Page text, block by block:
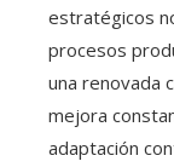
estratégicos
procesos
una renovada
mejora
adaptación